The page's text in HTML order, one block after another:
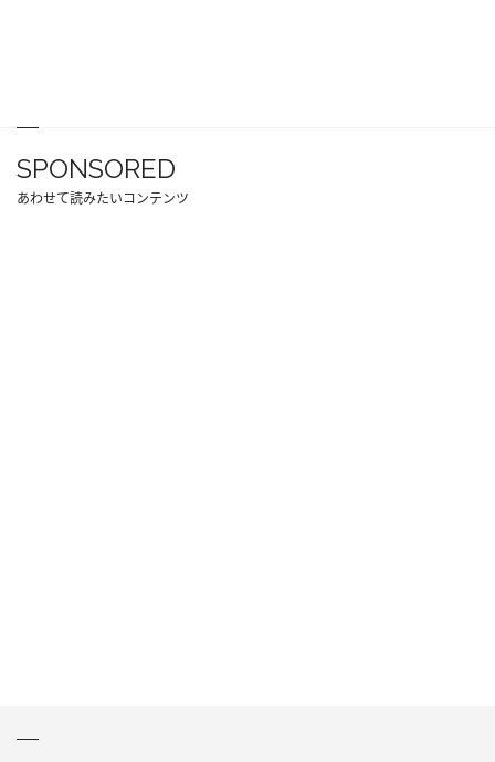
SPONSORED
あわせて読みたいコンテンツ